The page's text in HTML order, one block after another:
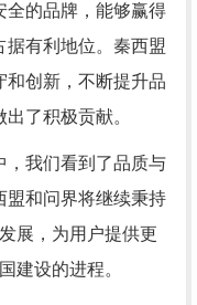
全的品牌，能够赢得
据有利地位。秦西盟
和创新，不断提升品
了积极贡献。
，我们看到了品质与
盟和问界将继续秉持
展，为用户提供更
建设的进程。